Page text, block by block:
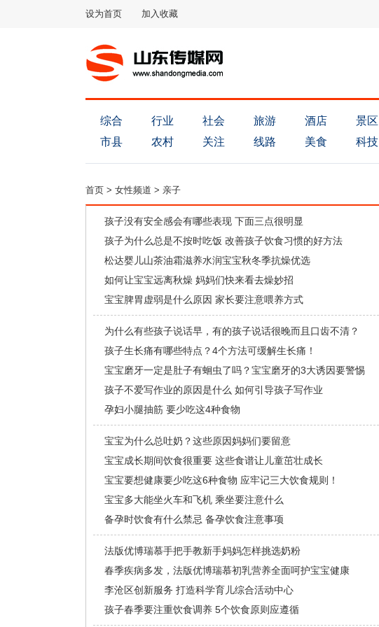
设为首页 加入收藏
综合 行业 社会 旅游 酒店 景区
市县
农村 关注 线路 美食 科技
首页 > 女性频道 > 亲子
孩子没有安全感会有哪些表现 下面三点很明显
孩子为什么总是不按时吃饭 改善孩子饮食习惯的好方法
松达婴儿山茶油霜滋养水润宝宝秋冬季抗燥优选
如何让宝宝远离秋燥 妈妈们快来看去燥妙招
宝宝脾胃虚弱是什么原因 家长要注意喂养方式
为什么有些孩子说话早，有的孩子说话很晚而且口齿不清？
孩子生长痛有哪些特点？4个方法可缓解生长痛！
宝宝磨牙一定是肚子有蛔虫了吗？宝宝磨牙的3大诱因要警惕
孩子不爱写作业的原因是什么 如何引导孩子写作业
孕妇小腿抽筋 要少吃这4种食物
宝宝为什么总吐奶？这些原因妈妈们要留意
宝宝成长期间饮食很重要 这些食谱让儿童茁壮成长
宝宝要想健康要少吃这6种食物 应牢记三大饮食规则！
宝宝多大能坐火车和飞机 乘坐要注意什么
备孕时饮食有什么禁忌 备孕饮食注意事项
法版优博瑞慕手把手教新手妈妈怎样挑选奶粉
春季疾病多发，法版优博瑞慕初乳营养全面呵护宝宝健康
李沧区创新服务 打造科学育儿综合活动中心
孩子春季要注重饮食调养 5个饮食原则应遵循